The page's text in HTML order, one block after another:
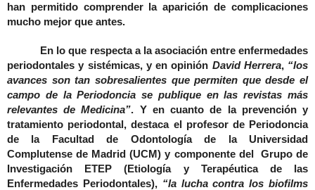
han permitido comprender la aparición de complicaciones
mucho mejor que antes.
En lo que respecta a la asociación entre enfermedades
periodontales y sistémicas, y en opinión David Herrera, “los
avances son tan sobresalientes que permiten que desde el
campo de la Periodoncia se publique en las revistas más
relevantes de Medicina”. Y en cuanto de la prevención y
tratamiento periodontal, destaca el profesor de Periodoncia
de la Facultad de Odontología de la Universidad
Complutense de Madrid (UCM) y componente del
Grupo de
Investigación ETEP (Etiología y Terapéutica de las
Enfermedades Periodontales), “la lucha contra los biofilms